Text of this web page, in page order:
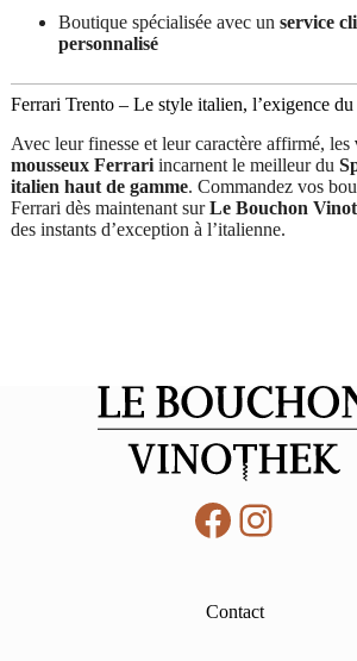
Boutique spécialisée avec un service
personnalisé
Ferrari Trento – Le style italien, l’exigence
Avec leur finesse et leur caractère affirmé, les
mousseux Ferrariincarnent le meilleur du
italien haut de gamme. Commandez vos
Ferrari dès maintenant surLe Bouchon
des instants d’exception à l’italienne.
Facebook
Contact